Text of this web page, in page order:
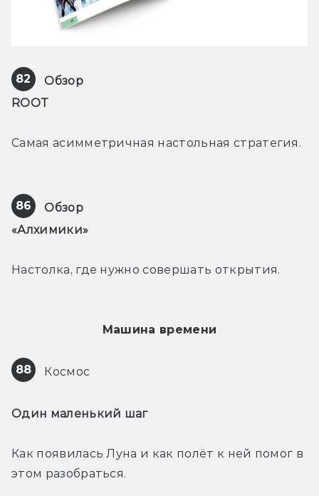
82
Обзор
ROOT
Самая асимметричная настольная стратегия.
86
Обзор
«Алхимики»
Настолка, где нужно совершать открытия.
Машина времени
88 Космос
Один маленький шаг
Как появилась Луна и как полёт к ней помог в
этом разобраться.